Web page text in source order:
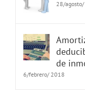
28/
de
6/febrero/ 2018